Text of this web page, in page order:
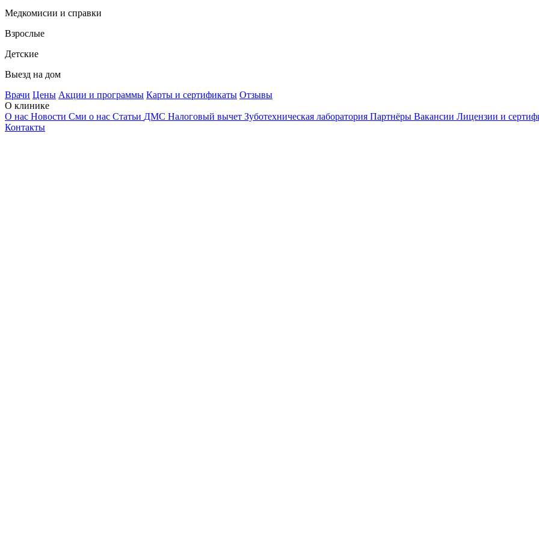
Медкомисии и справки
Взрослые
Детские
Выезд на дом
Врачи Цены Акции и программы Карты и сертификаты Отзывы
О клинике
О нас Новости Сми о нас Статьи ДМС Налоговый вычет Зуботехническая лаборатория Партнёры Вакансии Лицензии и
Контакты